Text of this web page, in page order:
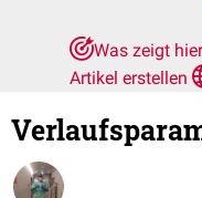
Was zeigt
Artikel erstellen